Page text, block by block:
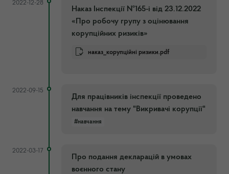
2022-12-28
Наказ Інспекції №165-і від 23.12.2022
«Про робочу групу з оцінювання
корупційних ризиків»
наказ_корупційні ризики.pdf
2022-09-15
Для працівників інспекції проведено
навчання на тему "Викривачі корупції"
#навчання
2022-03-17
Про подання декларацій в умовах
воєнного стану